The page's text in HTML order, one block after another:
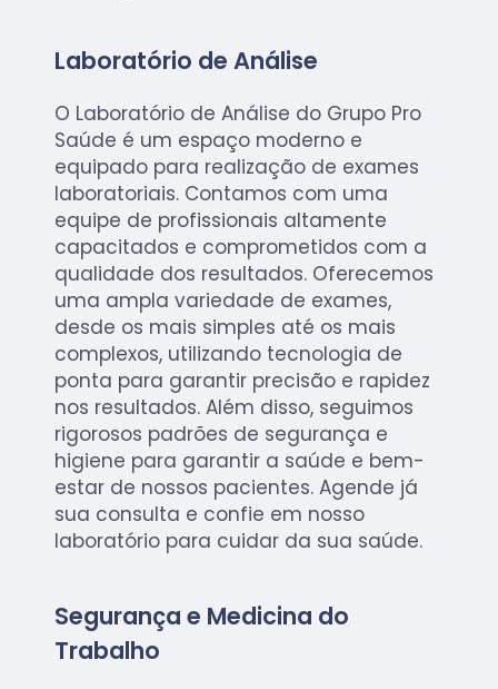
Laboratório de Análise
O Laboratório de Análise do Grupo Pro
Saúde é um espaço moderno e
equipado para realização de exames
laboratoriais. Contamos com uma
equipe de profissionais altamente
capacitados e comprometidos com a
qualidade dos resultados. Oferecemos
uma ampla variedade de exames,
desde os mais simples até os mais
complexos, utilizando tecnologia de
ponta para garantir precisão e rapidez
nos resultados. Além disso, seguimos
rigorosos padrões de segurança e
higiene para garantir a saúde e bem-
estar de nossos pacientes. Agende já
sua consulta e confie em nosso
laboratório para cuidar da sua saúde.
Segurança e Medicina do
Trabalho